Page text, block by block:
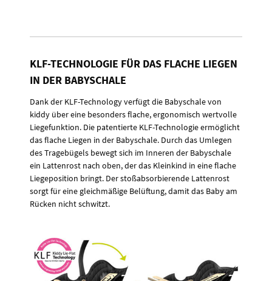
KLF-TECHNOLOGIE FÜR DAS FLACHE LIEGEN
IN DER BABYSCHALE
Dank der KLF-Technology verfügt die Babyschale von
kiddy über eine besonders flache, ergonomisch wertvolle
Liegefunktion. Die patentierte KLF-Technologie ermöglicht
das flache Liegen in der Babyschale. Durch das Umlegen
des Tragebügels bewegt sich im Inneren der Babyschale
ein Lattenrost nach oben, der das Kleinkind in eine flache
Liegeposition bringt. Der stoßabsorbierende Lattenrost
sorgt für eine gleichmäßige Belüftung, damit das Baby am
Rücken nicht schwitzt.